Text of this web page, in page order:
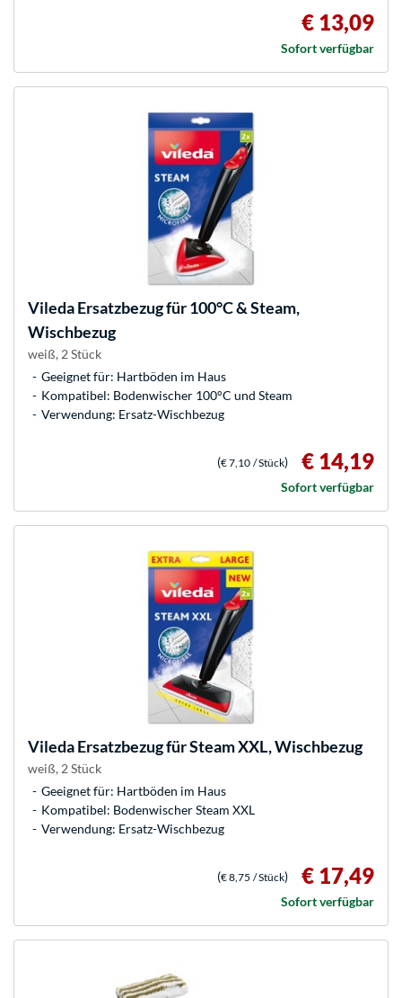
€ 13,09
Sofort verfügbar
ViledaErsatzbezug für 100°C & Steam,
Wischbezug
weiß, 2 Stück
Geeignet für: Hartböden im Haus
Kompatibel: Bodenwischer 100°C und Steam
Verwendung: Ersatz-Wischbezug
(€ 7,10 / Stück) € 14,19
Sofort verfügbar
ViledaErsatzbezug für Steam XXL, Wischbezug
weiß, 2 Stück
Geeignet für: Hartböden im Haus
Kompatibel: Bodenwischer Steam XXL
Verwendung: Ersatz-Wischbezug
(€ 8,75 / Stück) € 17,49
Sofort verfügbar